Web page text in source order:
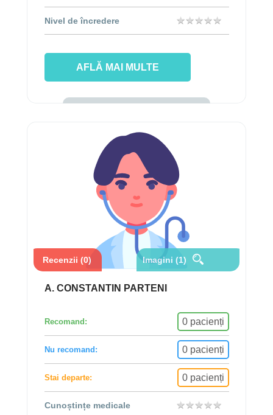
Nivel de încredere ★★★★★
★★★★★
AFLĂ MAI MULTE
Recenzii (0) Imagini (1)
A. CONSTANTIN PARTENI
Recomand: 0 pacienți
Nu recomand: 0 pacienți
Stai departe: 0 pacienți
Cunoștințe medicale ★★★★★
★★★★★